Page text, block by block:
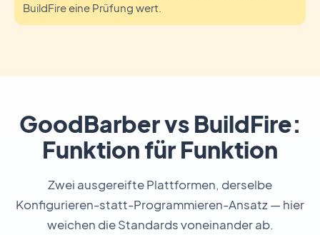
BuildFire eine Prüfung wert.
GoodBarber vs BuildFire:
Funktion für Funktion
Zwei ausgereifte Plattformen, derselbe
Konfigurieren-statt-Programmieren-Ansatz — hier
weichen die Standards voneinander ab.